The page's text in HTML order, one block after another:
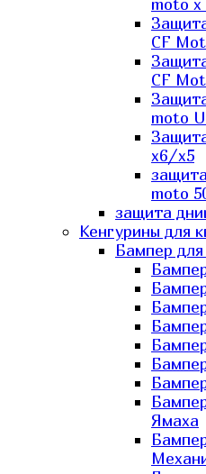
moto x
CF
CF
moto
x6/x5
moto
защита
Кенгурины для
Бампер
Ямаха